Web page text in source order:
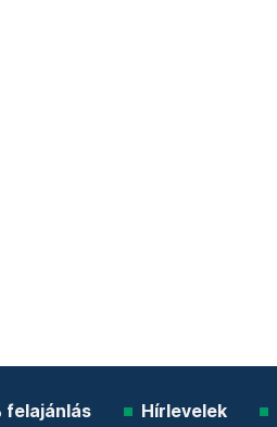
felajánlás Hírlevelek